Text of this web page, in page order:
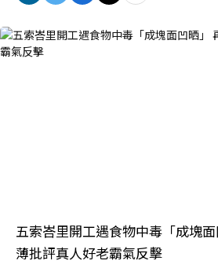
五索峇里開工遇食物中毒「成塊
薄批評真人好老霸氣反擊